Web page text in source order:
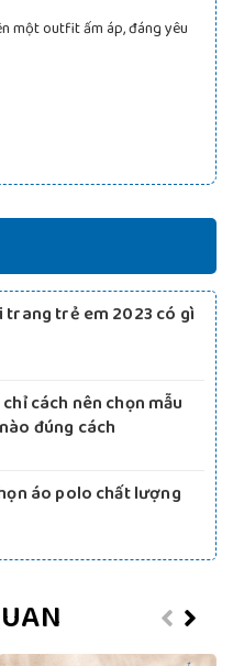
một outfit ấm áp, đáng yêu
trang trẻ em 2023 có gì
cách nên chọn mẫu
đúng cách
áo polo chất lượng